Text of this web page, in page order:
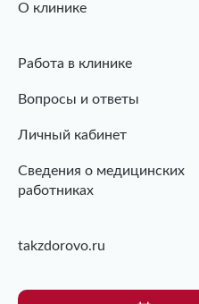
О клинике
Работа в клинике
Вопросы и ответы
Личный кабинет
Сведения о медицинских
работниках
takzdorovo.ru